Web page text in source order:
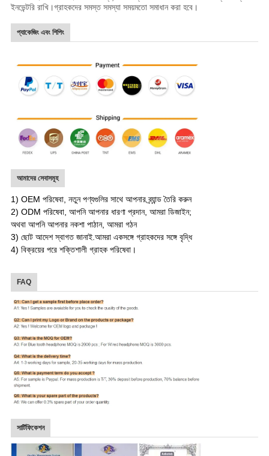
ইনভেন্টরি রাখি।গ্রাহকদের সমস্ত সমস্যা সময়মতো সমাধান করা হবে।
প্যাকেজিং এবং শিপিং
আমাদের সেবাসমূহ
1) OEM পরিষেবা, নতুন পণ্যগুলির সাথে আপনার ব্র্যান্ড তৈরি করুন
2) ODM পরিষেবা, আপনি আপনার ধারণা প্রদান, আমরা ডিজাইন;
অথবা আপনি আপনার নকশা পাঠান, আমরা গঠন
3) ছোট আদেশ স্বাগত জানাই.আমরা একসঙ্গে গ্রাহকদের সঙ্গে বৃদ্ধি
4) বিক্রয়ের পরে শক্তিশালী গ্রাহক পরিষেবা।
FAQ
সার্টিফিকেশন